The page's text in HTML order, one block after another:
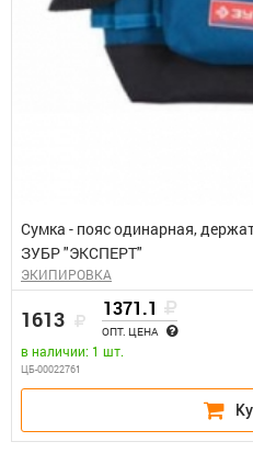
Сумка - пояс одинарная,
ЗУБР "ЭКСПЕРТ"
ЭКИПИРОВКА
1613 1371.1
ОПТ. ЦЕНА
в наличии: 1 шт.
ЦБ-00022761